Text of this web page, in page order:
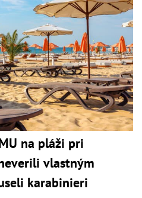
na pláži pri
vlastným
karabinieri